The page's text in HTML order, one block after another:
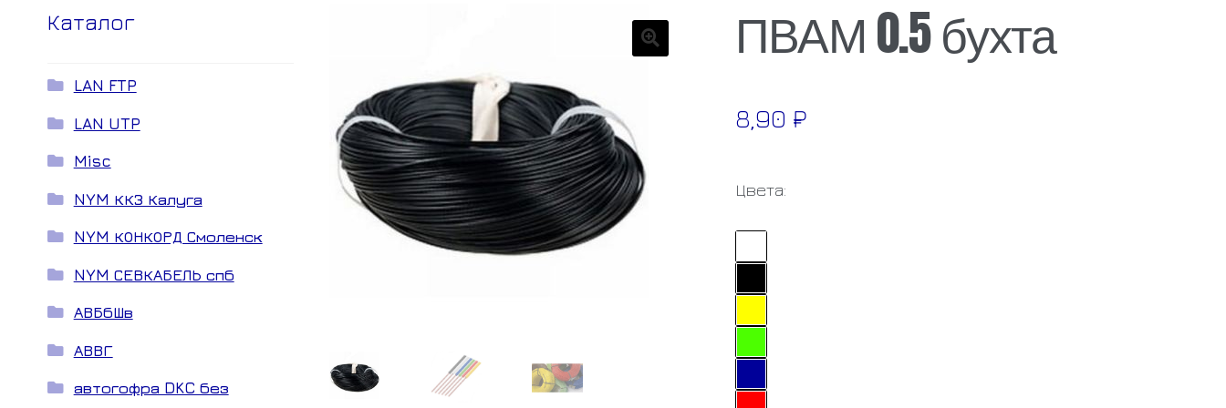
ПВАМ 0.5 бухта
8,90 ₽
Цвета:
Каталог
LAN FTP
LAN UTP
Misc
NYM ККЗ Калуга
NYM КОНКОРД Смоленск
NYM СЕВКАБЕЛЬ спб
АВБбШв
АВВГ
автогофра DKC без